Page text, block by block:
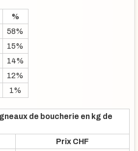
%
58%
15%
14%
12%
1%
de boucherie en kg de
Prix CHF